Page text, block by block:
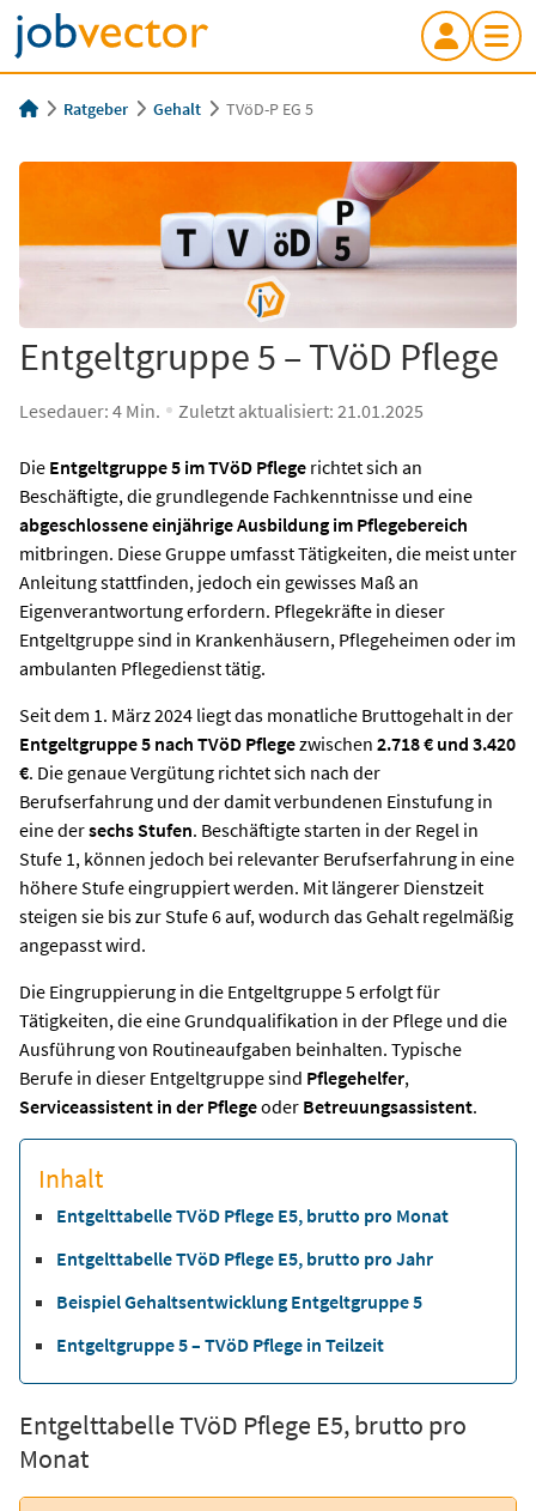
Ratgeber Gehalt TVöD-P EG 5
Entgeltgruppe 5 – TVöD Pflege
Lesedauer: 4 Min. Zuletzt aktualisiert: 21.01.2025
Die Entgeltgruppe 5 im TVöD Pflege richtet sich an
Beschäftigte, die grundlegende Fachkenntnisse und eine
abgeschlossene einjährige Ausbildung im Pflegebereich
mitbringen. Diese Gruppe umfasst Tätigkeiten, die meist unter
Anleitung stattfinden, jedoch ein gewisses Maß an
Eigenverantwortung erfordern. Pflegekräfte in dieser
Entgeltgruppe sind in Krankenhäusern, Pflegeheimen oder im
ambulanten Pflegedienst tätig.
Seit dem 1. März 2024 liegt das monatliche Bruttogehalt in der
Entgeltgruppe 5 nach TVöD Pflegezwischen 2.718 € und 3.420
€. Die genaue Vergütung richtet sich nach der
Berufserfahrung und der damit verbundenen Einstufung in
eine dersechs Stufen. Beschäftigte starten in der Regel in
Stufe 1, können jedoch bei relevanter Berufserfahrung in eine
höhere Stufe eingruppiert werden. Mit längerer Dienstzeit
steigen sie bis zur Stufe 6 auf, wodurch das Gehalt regelmäßig
angepasst wird.
Die Eingruppierung in die Entgeltgruppe 5 erfolgt für
Tätigkeiten, die eine Grundqualifikation in der Pflege und die
Ausführung von Routineaufgaben beinhalten. Typische
Berufe in dieser Entgeltgruppe sind Pflegehelfer,
Serviceassistent in der Pflegeoder Betreuungsassistent.
Inhalt
Entgelttabelle TVöD Pflege E5, brutto pro Monat
Entgelttabelle TVöD Pflege E5, brutto pro Jahr
Beispiel Gehaltsentwicklung Entgeltgruppe 5
Entgeltgruppe 5 – TVöD Pflege in Teilzeit
Entgelttabelle TVöD Pflege E5, brutto pro
Monat